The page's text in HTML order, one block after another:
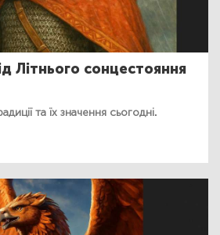
Літнього сонцестояння
та їх значення сьогодні.